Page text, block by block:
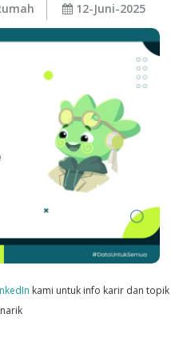
12-Juni-2025
kami untuk info karir dan topik